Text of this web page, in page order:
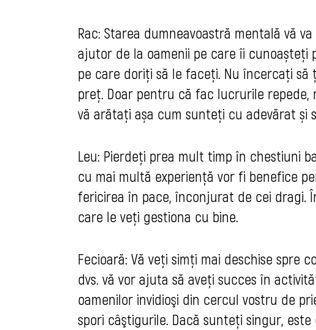
Rac: Starea dumneavoastră mentală vă
ajutor de la oamenii pe care îi cunoașteți
pe care doriți să le faceți. Nu încercați
preț. Doar pentru că fac lucrurile
vă arătați așa cum sunteți cu adevărat și
Leu: Pierdeţi prea mult timp în chestiuni
cu mai multă experiență vor fi benefice
fericirea în pace, înconjurat de cei dragi.
care le veţi gestiona cu bine.
Fecioară: Vă veţi simţi mai deschise spre
dvs. vă vor ajuta să aveți succes în
oamenilor invidioşi din cercul vostru de
spori câştigurile. Dacă sunteți singur,